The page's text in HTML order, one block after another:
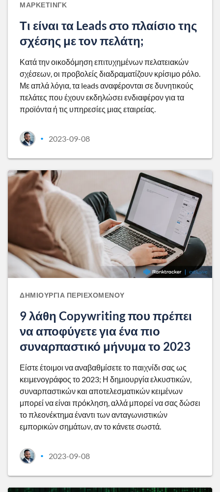
ΜΆΡΚΕΤΙΝΓΚ
Τι είναι τα Leads στο πλαίσιο της
σχέσης με τον πελάτη;
Κατά την οικοδόμηση επιτυχημένων πελατειακών
σχέσεων, οι προβολείς διαδραματίζουν κρίσιμο ρόλο.
Με απλά λόγια, τα leads αναφέρονται σε δυνητικούς
πελάτες που έχουν εκδηλώσει ενδιαφέρον για τα
προϊόντα ή τις υπηρεσίες μιας εταιρείας.
• 2023-09-08
ΔΗΜΙΟΥΡΓΊΑ ΠΕΡΙΕΧΟΜΈΝΟΥ
9 λάθη Copywriting που πρέπει
να αποφύγετε για ένα πιο
συναρπαστικό μήνυμα το 2023
Είστε έτοιμοι να αναβαθμίσετε το παιχνίδι σας ως
κειμενογράφος το 2023; Η δημιουργία ελκυστικών,
συναρπαστικών και αποτελεσματικών κειμένων
μπορεί να είναι πρόκληση, αλλά μπορεί να σας δώσει
το πλεονέκτημα έναντι των ανταγωνιστικών
εμπορικών σημάτων, αν το κάνετε σωστά.
• 2023-09-08